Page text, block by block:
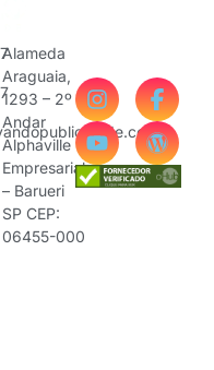
Alameda
Araguaia,
1293 – 2º
Andar
Alphaville
Empresarial
– Barueri
SP CEP:
06455-000